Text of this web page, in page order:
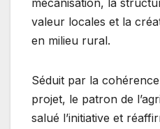
mécanisation, la
valeur locales et la
en milieu rural.
Séduit par la
projet, le patron de
salué l’initiative et